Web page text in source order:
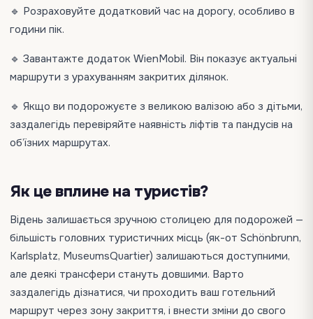
🔹 Розраховуйте додатковий час на дорогу, особливо в
години пік.
🔹 Завантажте додаток WienMobil. Він показує актуальні
маршрути з урахуванням закритих ділянок.
🔹 Якщо ви подорожуєте з великою валізою або з дітьми,
заздалегідь перевіряйте наявність ліфтів та пандусів на
об’їзних маршрутах.
Як це вплине на туристів?
Відень залишається зручною столицею для подорожей —
більшість головних туристичних місць (як-от Schönbrunn,
Karlsplatz, MuseumsQuartier) залишаються доступними,
але деякі трансфери стануть довшими. Варто
заздалегідь дізнатися, чи проходить ваш готельний
маршрут через зону закриття, і внести зміни до свого